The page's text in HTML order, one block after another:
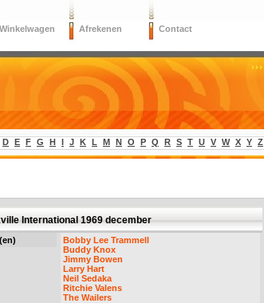
Winkelwagen Afrekenen Contact
D E F G H I J K L M N O P Q R S T U V W X Y Z
International 1969 december
Bobby Lee Trammell
Buddy Knox
Jimmy Bowen
Larry Hart
Neil Sedaka
Ritchie Valens
The Wailers